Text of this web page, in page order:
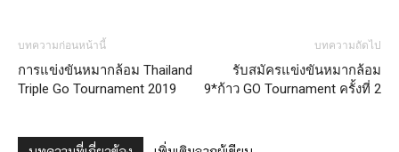
บทความก่อนหน้านี้
การแข่งขันหมากล้อม Thailand
Triple Go Tournament 2019
บทความถัดไป
รับสมัครแข่งขันหมากล้อม
9*ก้าว GO Tournament ครั้งที่ 2